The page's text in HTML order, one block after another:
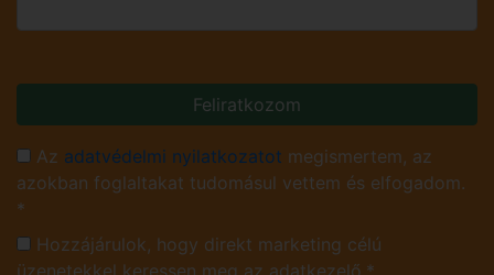
Feliratkozom
Az adatvédelmi nyilatkozatot megismertem, az
azokban foglaltakat tudomásul vettem és elfogadom.
*
Hozzájárulok, hogy direkt marketing célú
üzenetekkel keressen meg az adatkezelő.*